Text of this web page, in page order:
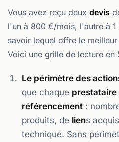
Vous avez reçu deux devis
l'un à 800 €/mois, l'autre à
savoir lequel offre le
Voici une grille de lecture en
Le périmètre des
que chaque prestataire
référencement :
produits, de liens
technique. Sans